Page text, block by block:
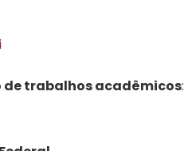
de trabalhos acadêmicos: